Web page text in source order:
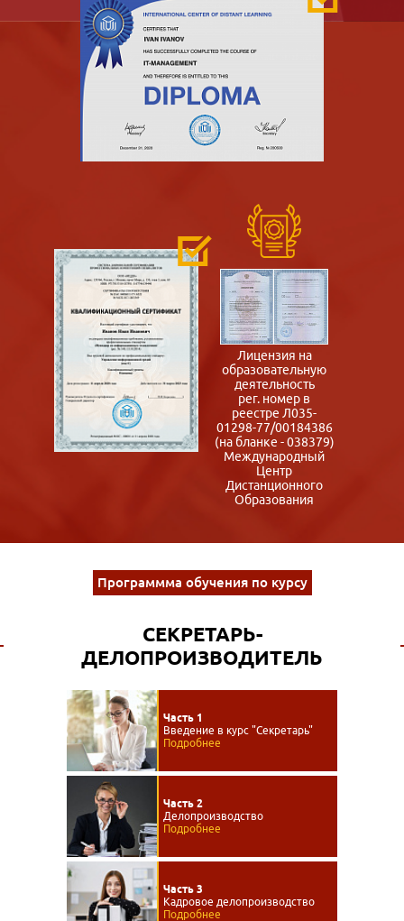
Лицензия на
образовательную
деятельность
рег. номер в
реестре Л035-
01298-77/00184386
(на бланке - 038379)
Международный
Центр
Дистанционного
Образования
Программма обучения по курсу
СЕКРЕТАРЬ-
ДЕЛОПРОИЗВОДИТЕЛЬ
Часть 1
Введение в курс "Секретарь"
Подробнее
Часть 2
Делопроизводство
Подробнее
Часть 3
Кадровое делопроизводство
Подробнее